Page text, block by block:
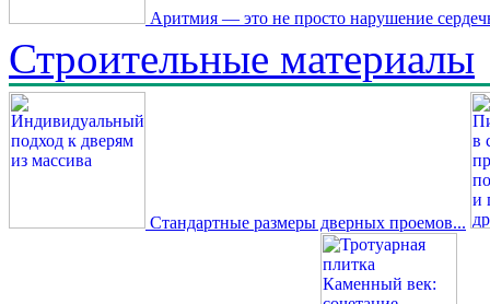
Аритмия — это не просто нарушение
Строительные материалы
Стандартные размеры дверных проемов...